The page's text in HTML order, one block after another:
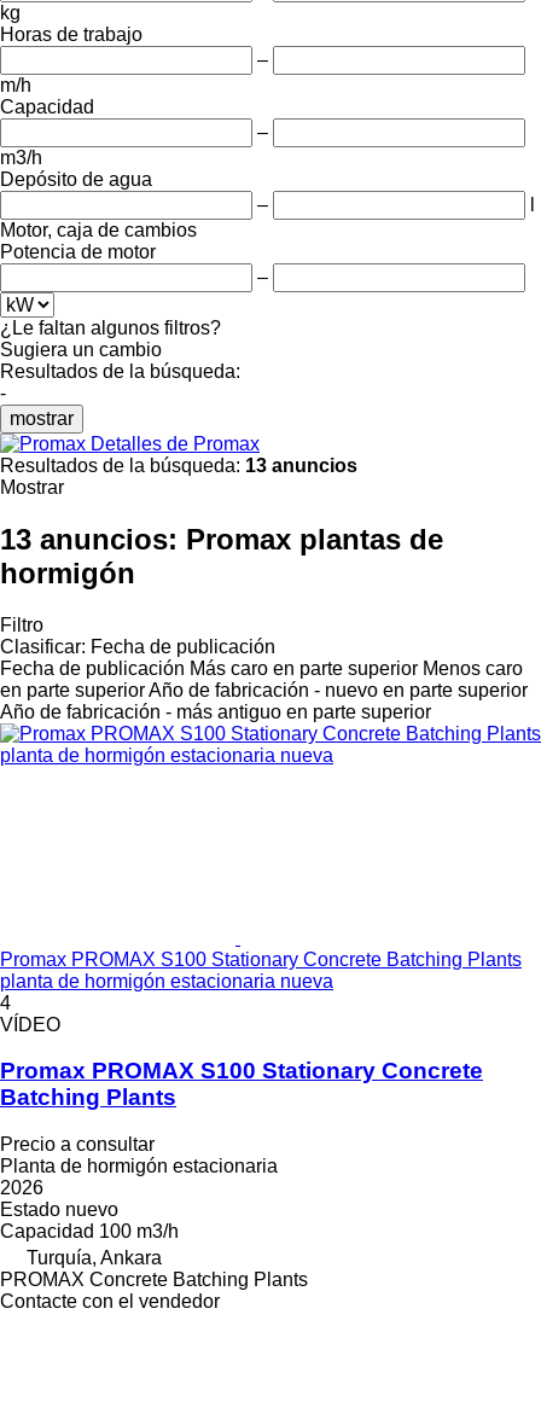
kg
Horas de trabajo
–
m/h
Capacidad
–
m3/h
Depósito de agua
–
Motor, caja de cambios
Potencia de motor
–
¿Le faltan algunos filtros?
Sugiera un cambio
Resultados de la búsqueda:
-
mostrar
Detalles de Promax
Resultados de la búsqueda: 13 anuncios
Mostrar
13 anuncios: Promax plantas de
hormigón
Filtro
Clasificar: Fecha de publicación
Fecha de publicación Más caro en parte superior Menos caro
en parte superiorAño de fabricación - nuevo en parte superior
Año de fabricación - más antiguo en parte superior
Promax PROMAX S100 Stationary Concrete Batching Plants
planta de hormigón estacionaria nueva
4
VÍDEO
Promax PROMAX S100 Stationary Concrete
Batching Plants
Precio a consultar
Planta de hormigón estacionaria
2026
Estado nuevo
Capacidad 100 m3/h
Turquía, Ankara
PROMAX Concrete Batching Plants
Contacte con el vendedor